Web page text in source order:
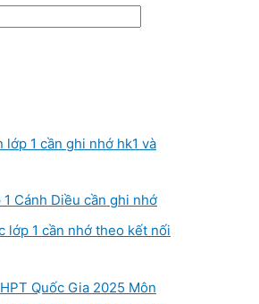
lớp 1 cần ghi nhớ hk1 và
Cánh Diều cần ghi nhớ
lớp 1 cần nhớ theo kết nối
Quốc Gia 2025 Môn